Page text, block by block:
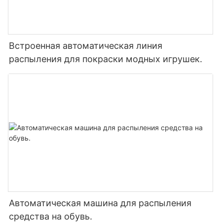
Встроенная автоматическая линия
распыления для покраски модных игрушек.
Автоматическая машина для распыления
средства на обувь.